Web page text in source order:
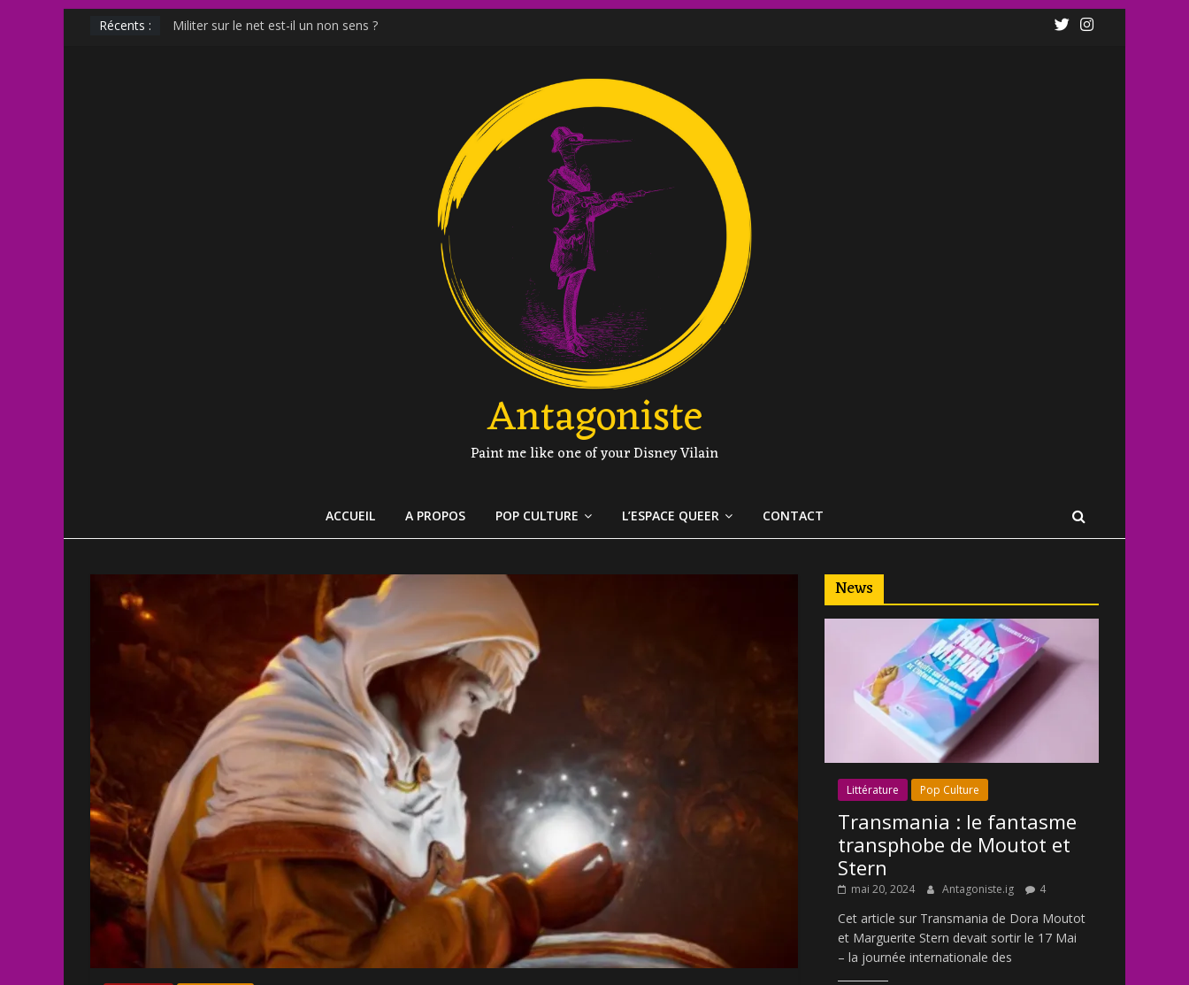
Récents :
Muscle Mommy : analyse d’un phénomène venu des social media
Militer sur le net est-il un non sens ?
Antagoniste
Paint me like one of your Disney Vilain
ACCUEIL A PROPOS POP CULTURE L’ESPACE QUEER CONTACT
News
Littérature Pop Culture
Transmania : le fantasme
transphobe de Moutot et
Stern
mai 20, 2024 Antagoniste.ig 4
Cet article sur Transmania de Dora Moutot
et Marguerite Stern devait sortir le 17 Mai
– la journée internationale des